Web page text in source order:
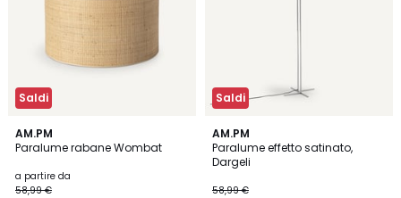
Saldi
AM.PM
Paralume rabane Wombat
a partire da
58,99 €
4,6
/ 5
Saldi
AM.PM
Paralume effetto satinato,
Dargeli
58,99 €
4,2
/ 5